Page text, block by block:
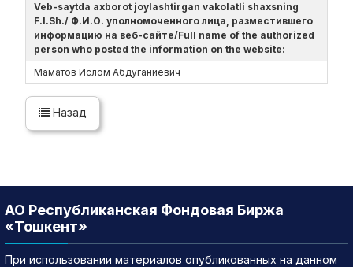
Veb-saytda axborot joylashtirgan vakolatli shaxsning
F.I.Sh./ Ф.И.О. уполномоченного лица, разместившего
информацию на веб-сайте/Full name of the authorized
person who posted the information on the website:
Маматов Ислом Абдуганиевич
Назад
АО Республиканская Фондовая Биржа
«Тошкент»
При использовании материалов опубликованных на данном